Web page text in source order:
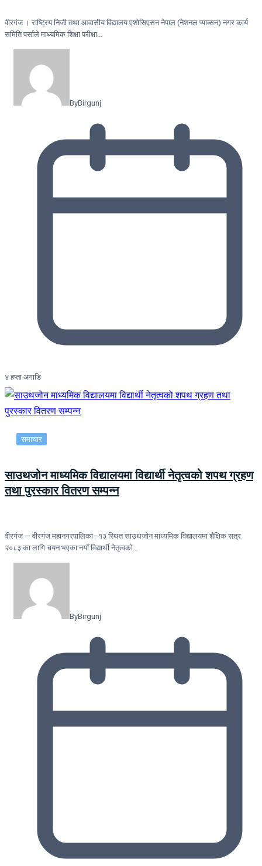
वीरगंज । राष्ट्रिय निजी तथा आवासीय विद्यालय एशोसिएसन नेपाल (नेशनल प्याब्सन) नगर कार्य
समिति पर्साले माध्यमिक शिक्षा परीक्षा…
ByBirgunj
४ हप्ता अगाडि
समाचार
साउथजोन माध्यमिक विद्यालयमा विद्यार्थी नेतृत्वको शपथ ग्रहण
तथा पुरस्कार वितरण सम्पन्न
वीरगंज — वीरगंज महानगरपालिका–१३ स्थित साउथजोन माध्यमिक विद्यालयमा शैक्षिक सत्र
२०८३ का लागि चयन भएका नयाँ विद्यार्थी नेतृत्वको…
ByBirgunj